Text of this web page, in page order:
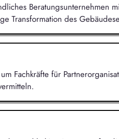
Beratungsunternehmen
Transformation des
Fachkräfte für